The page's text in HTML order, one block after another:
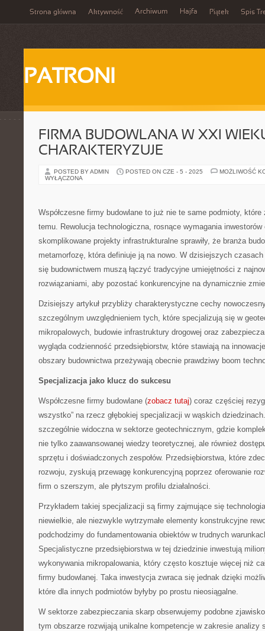
Strona główna Aktywność Archiwum Hajfa Piątek Spis
PATRONI
FIRMA BUDOWLANA W XXI
CHARAKTERYZUJE
POSTED BY ADMIN POSTED ON CZE - 5 - 2025
MOŻLIWOŚĆ
WYŁĄCZONA
Współczesne firmy budowlane to już nie te same podmioty,
temu. Rewolucja technologiczna, rosnące wymagania
skomplikowane projekty infrastrukturalne sprawiły, że branża
metamorfozę, która definiuje ją na nowo. W dzisiejszych
się budownictwem muszą łączyć tradycyjne umiejętności z
rozwiązaniami, aby pozostać konkurencyjne na dynamicznie
Dzisiejszy artykuł przybliży charakterystyczne cechy
szczególnym uwzględnieniem tych, które specjalizują się w
mikropalowych, budowie infrastruktury drogowej oraz
wygląda codzienność przedsiębiorstw, które stawiają na
obszary budownictwa przeżywają obecnie prawdziwy boom
Specjalizacja jako klucz do sukcesu
Współczesne firmy budowlane (zobacz tutaj) coraz częściej
wszystko” na rzecz głębokiej specjalizacji w wąskich
szczególnie widoczna w sektorze geotechnicznym, gdzie
nie tylko zaawansowanej wiedzy teoretycznej, ale również
sprzętu i doświadczonych zespołów. Przedsiębiorstwa, które
rozwoju, zyskują przewagę konkurencyjną poprzez oferowanie
firm o szerszym, ale płytszym profilu działalności.
Przykładem takiej specjalizacji są firmy zajmujące się
niewielkie, ale niezwykle wytrzymałe elementy konstrukcyjne
podchodzimy do fundamentowania obiektów w trudnych
Specjalistyczne przedsiębiorstwa w tej dziedzinie inwestują
wykonywania mikropalowania, który często kosztuje więcej niż
firmy budowlanej. Taka inwestycja zwraca się jednak dzięki
które dla innych podmiotów byłyby po prostu nieosiągalne.
W sektorze zabezpieczania skarp obserwujemy podobne
tym obszarze rozwijają unikalne kompetencje w zakresie analizy